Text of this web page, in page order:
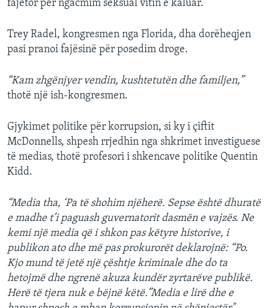
fajëtor për ngacmim seksual vitin e kaluar.
Trey Radel, kongresmen nga Florida, dha dorëheqjen
pasi pranoi fajësinë për posedim droge.
“Kam zhgënjyer vendin, kushtetutën dhe familjen,”
thotë një ish-kongresmen.
Gjykimet politike për korrupsion, si ky i çiftit
McDonnells, shpesh rrjedhin nga shkrimet investiguese
të medias, thotë profesori i shkencave politike Quentin
Kidd.
“Media tha, ‘Pa të shohim njëherë. Sepse është dhuratë
e madhe t’i paguash guvernatorit dasmën e vajzës. Ne
kemi një media që i shkon pas këtyre historive, i
publikon ato dhe më pas prokurorët deklarojnë: “Po.
Kjo mund të jetë një çështje kriminale dhe do ta
hetojmë dhe ngrenë akuza kundër zyrtarëve publikë.
Herë të tjera nuk e bëjnë këtë.”Media e lirë dhe e